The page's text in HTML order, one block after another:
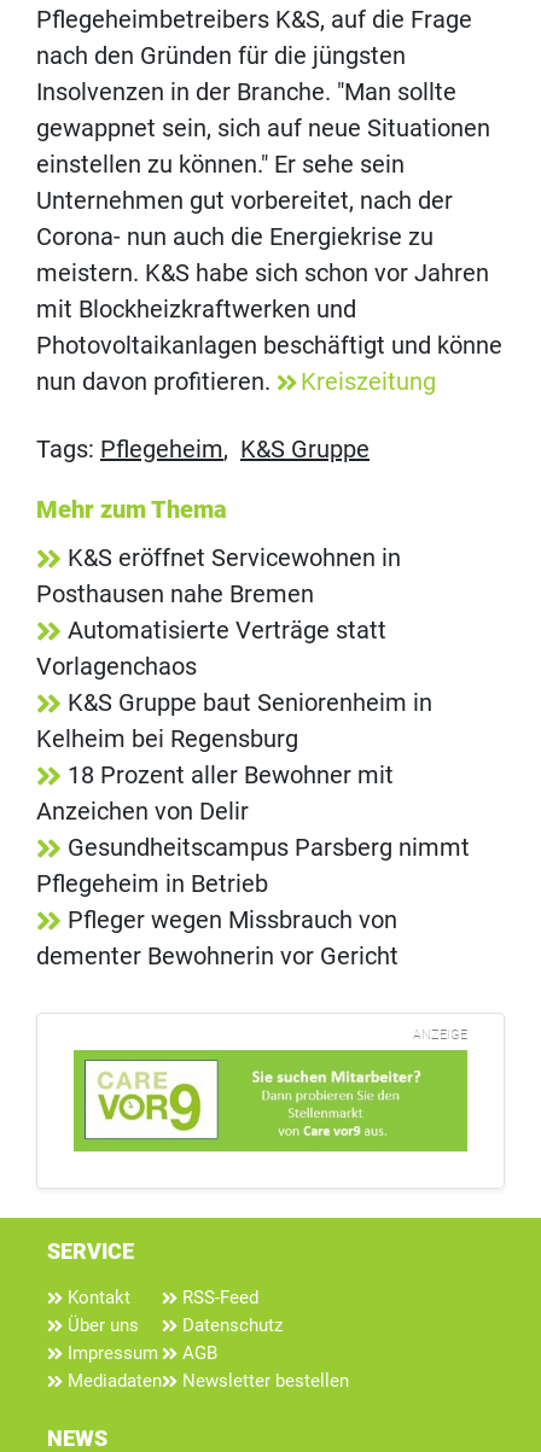
Pflegeheimbetreibers K&S, auf die Frage
nach den Gründen für die jüngsten
Insolvenzen in der Branche. "Man sollte
gewappnet sein, sich auf neue Situationen
einstellen zu können." Er sehe sein
Unternehmen gut vorbereitet, nach der
Corona- nun auch die Energiekrise zu
meistern. K&S habe sich schon vor Jahren
mit Blockheizkraftwerken und
Photovoltaikanlagen beschäftigt und könne
nun davon profitieren.
Kreiszeitung
Tags: Pflegeheim, K&S Gruppe
Mehr zum Thema
K&S eröffnet Servicewohnen in
Posthausen nahe Bremen
Automatisierte Verträge statt
Vorlagenchaos
K&S Gruppe baut Seniorenheim in
Kelheim bei Regensburg
18 Prozent aller Bewohner mit
Anzeichen von Delir
Gesundheitscampus Parsberg nimmt
Pflegeheim in Betrieb
Pfleger wegen Missbrauch von
dementer Bewohnerin vor Gericht
ANZEIGE
SERVICE
Kontakt
Über uns
Impressum
Mediadaten
RSS-Feed
Datenschutz
AGB
Newsletter bestellen
NEWS